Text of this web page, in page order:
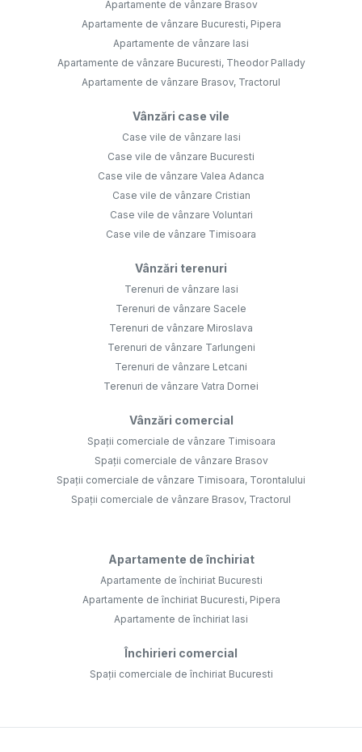
Apartamente de vânzare Brasov
Apartamente de vânzare Bucuresti, Pipera
Apartamente de vânzare Iasi
Apartamente de vânzare Bucuresti, Theodor Pallady
Apartamente de vânzare Brasov, Tractorul
Vânzări case vile
Case vile de vânzare Iasi
Case vile de vânzare Bucuresti
Case vile de vânzare Valea Adanca
Case vile de vânzare Cristian
Case vile de vânzare Voluntari
Case vile de vânzare Timisoara
Vânzări terenuri
Terenuri de vânzare Iasi
Terenuri de vânzare Sacele
Terenuri de vânzare Miroslava
Terenuri de vânzare Tarlungeni
Terenuri de vânzare Letcani
Terenuri de vânzare Vatra Dornei
Vânzări comercial
Spații comerciale de vânzare Timisoara
Spații comerciale de vânzare Brasov
Spații comerciale de vânzare Timisoara, Torontalului
Spații comerciale de vânzare Brasov, Tractorul
Apartamente de închiriat
Apartamente de închiriat Bucuresti
Apartamente de închiriat Bucuresti, Pipera
Apartamente de închiriat Iasi
Închirieri comercial
Spații comerciale de închiriat Bucuresti